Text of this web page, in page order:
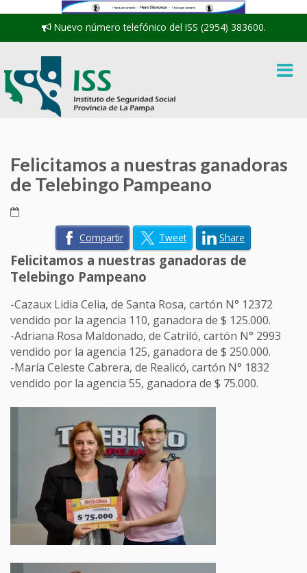
Nuevo número telefónico del ISS (2954) 383600.
Felicitamos a nuestras ganadoras
de Telebingo Pampeano
Compartir Tweet Share
Felicitamos a nuestras ganadoras de
Telebingo Pampeano
-Cazaux Lidia Celia, de Santa Rosa, cartón N° 12372
vendido por la agencia 110, ganadora de $ 125.000.
-Adriana Rosa Maldonado, de Catriló, cartón N° 2993
vendido por la agencia 125, ganadora de $ 250.000.
-María Celeste Cabrera, de Realicó, cartón N° 1832
vendido por la agencia 55, ganadora de $ 75.000.